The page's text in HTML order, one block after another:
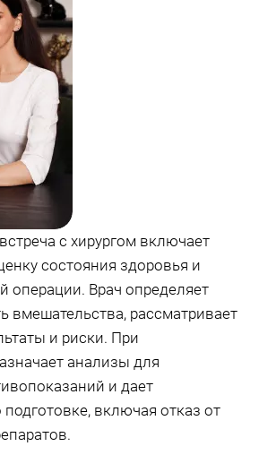
с хирургом включает
состояния здоровья и
операции. Врач определяет
вмешательства, рассматривает
и риски. При
анализы для
и дает
включая отказ от